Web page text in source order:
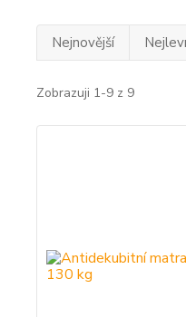
Nejnovější
Zobrazuji 1-9 z 9